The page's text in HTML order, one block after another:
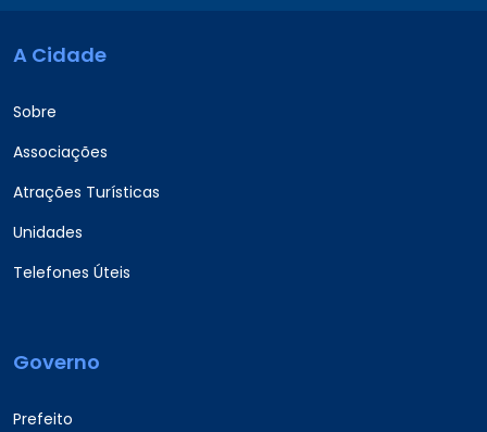
A Cidade
Sobre
Associações
Atrações Turísticas
Unidades
Telefones Úteis
Governo
Prefeito